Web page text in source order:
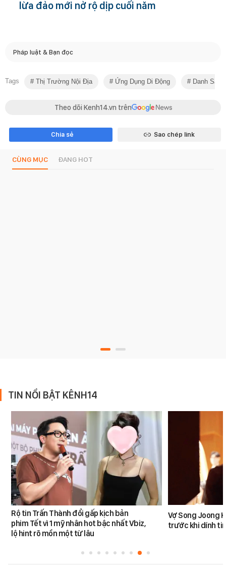
lừa đảo mới nở rộ dịp cuối năm
Pháp luật & Bạn đọc
Tags Thị Trường Nội Địa Ứng Dụng Di Động Danh
Theo dõi Kenh14.vn trên
Chia sẻ Sao chép link
CÙNG MỤC ĐANG HOT
TIN NỔI BẬT KÊNH14
Rộ tin Trấn Thành đổi gấp kịch bản
phim Tết vì 1 mỹ nhân hot bậc nhất Vbiz,
lộ hint rõ mồn một từ lâu
Vợ Song Joong
trước khi dính